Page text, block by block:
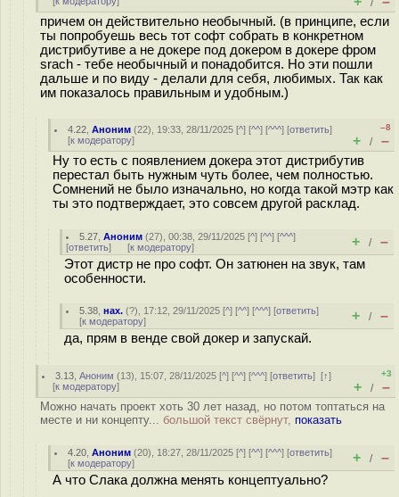
/
причем он действительно необычный. (в принципе, если
ты попробуешь весь тот софт собрать в конкретном
дистрибутиве а не докере под докером в докере фром
srach - тебе необычный и понадобится. Но эти пошли
дальше и по виду - делали для себя, любимых. Так как
им показалось правильным и удобным.)
4.22 ,Аноним (22), 19:33, 28/11/2025 [^] [^^] [^^^] [ответить]
[к модератору]
–8
+ / –
Ну то есть с появлением докера этот дистрибутив
перестал быть нужным чуть более, чем полностью.
Сомнений не было изначально, но когда такой мэтр как
ты это подтверждает, это совсем другой расклад.
5.27 ,Аноним (27), 00:38, 29/11/2025 [^] [^^] [^^^]
[ответить] [к модератору] + / –
Этот дистр не про софт. Он затюнен на звук, там
особенности.
5.38 ,нах. (?), 17:12, 29/11/2025 [^] [^^] [^^^] [ответить]
[к модератору] + / –
да, прям в венде свой докер и запускай.
3.13 ,Аноним (13), 15:07, 28/11/2025 [^] [^^] [^^^] [ответить][↑]
[к модератору]
+3
+ / –
Можно начать проект хоть 30 лет назад, но потом топтаться на
месте и ни концепту... большой текст свёрнут, показать
4.20 ,Аноним (20), 18:27, 28/11/2025 [^] [^^] [^^^] [ответить]
[к модератору] + / –
А что Слака должна менять концептуально?